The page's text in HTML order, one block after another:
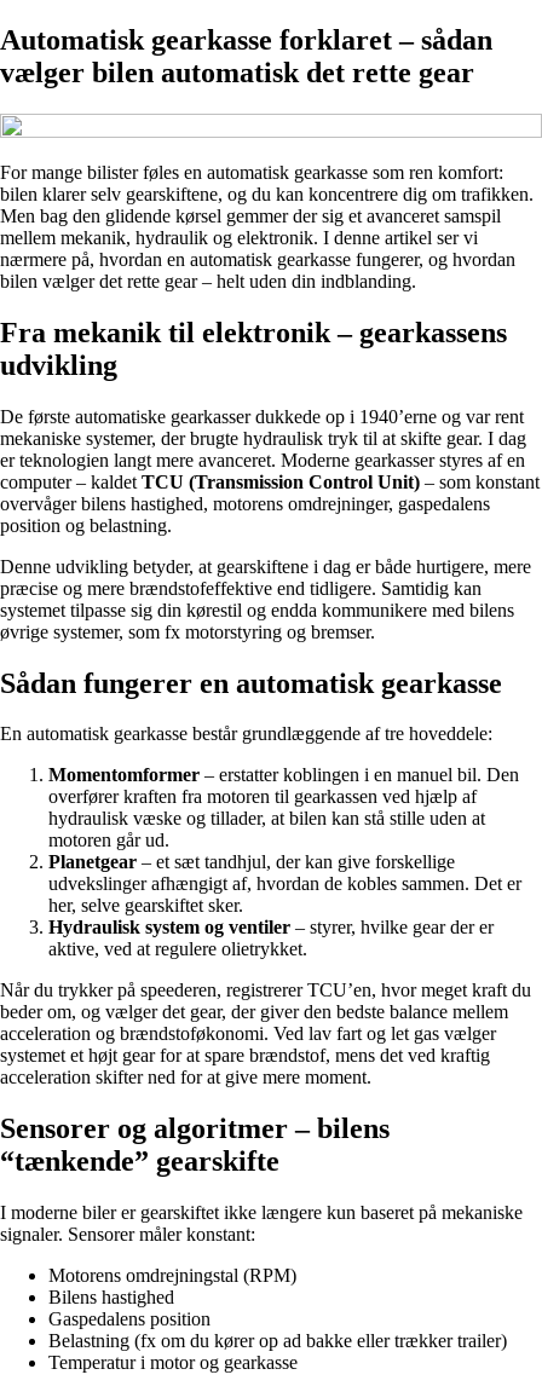
Automatisk gearkasse forklaret – sådan
vælger bilen automatisk det rette gear
For mange bilister føles en automatisk gearkasse som ren komfort:
bilen klarer selv gearskiftene, og du kan koncentrere dig om trafikken.
Men bag den glidende kørsel gemmer der sig et avanceret samspil
mellem mekanik, hydraulik og elektronik. I denne artikel ser vi
nærmere på, hvordan en automatisk gearkasse fungerer, og hvordan
bilen vælger det rette gear – helt uden din indblanding.
Fra mekanik til elektronik – gearkassens
udvikling
De første automatiske gearkasser dukkede op i 1940’erne og var rent
mekaniske systemer, der brugte hydraulisk tryk til at skifte gear. I dag
er teknologien langt mere avanceret. Moderne gearkasser styres af en
computer – kaldet TCU (Transmission Control Unit) – som konstant
overvåger bilens hastighed, motorens omdrejninger, gaspedalens
position og belastning.
Denne udvikling betyder, at gearskiftene i dag er både hurtigere, mere
præcise og mere brændstofeffektive end tidligere. Samtidig kan
systemet tilpasse sig din kørestil og endda kommunikere med bilens
øvrige systemer, som fx motorstyring og bremser.
Sådan fungerer en automatisk gearkasse
En automatisk gearkasse består grundlæggende af tre hoveddele:
Momentomformer – erstatter koblingen i en manuel bil. Den
overfører kraften fra motoren til gearkassen ved hjælp af
hydraulisk væske og tillader, at bilen kan stå stille uden at
motoren går ud.
Planetgear – et sæt tandhjul, der kan give forskellige
udvekslinger afhængigt af, hvordan de kobles sammen. Det er
her, selve gearskiftet sker.
Hydraulisk system og ventiler – styrer, hvilke gear der er
aktive, ved at regulere olietrykket.
Når du trykker på speederen, registrerer TCU’en, hvor meget kraft du
beder om, og vælger det gear, der giver den bedste balance mellem
acceleration og brændstoføkonomi. Ved lav fart og let gas vælger
systemet et højt gear for at spare brændstof, mens det ved kraftig
acceleration skifter ned for at give mere moment.
Sensorer og algoritmer – bilens
“tænkende” gearskifte
I moderne biler er gearskiftet ikke længere kun baseret på mekaniske
signaler. Sensorer måler konstant:
Motorens omdrejningstal (RPM)
Bilens hastighed
Gaspedalens position
Belastning (fx om du kører op ad bakke eller trækker trailer)
Temperatur i motor og gearkasse